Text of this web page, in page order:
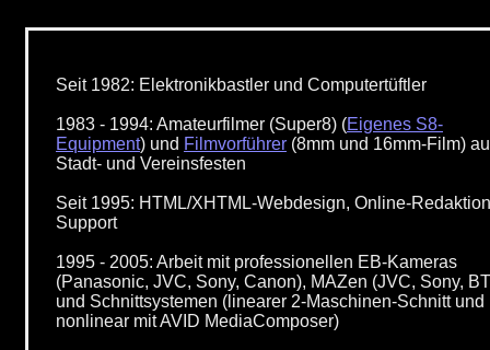
Seit 1982: Elektronikbastler und Computertüftler
1983 - 1994: Amateurfilmer (Super8) (Eigenes S8-
Equipment) und Filmvorführer (8mm und 16mm-Film)
Stadt- und Vereinsfesten
Seit 1995: HTML/XHTML-Webdesign, Online-
Support
1995 - 2005: Arbeit mit professionellen EB-Kameras
(Panasonic, JVC, Sony, Canon), MAZen (JVC, Sony,
und Schnittsystemen (linearer 2-Maschinen-Schnitt und
nonlinear mit AVID MediaComposer)